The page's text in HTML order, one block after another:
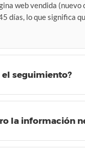
web vendida
días, lo que significa
seguimiento?
la información